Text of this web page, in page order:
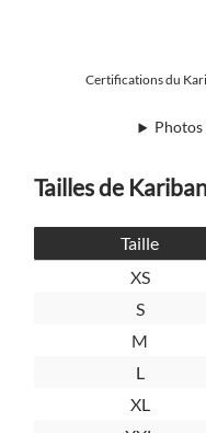
Certifications du
Tailles de
Taille
XS
S
M
L
XL